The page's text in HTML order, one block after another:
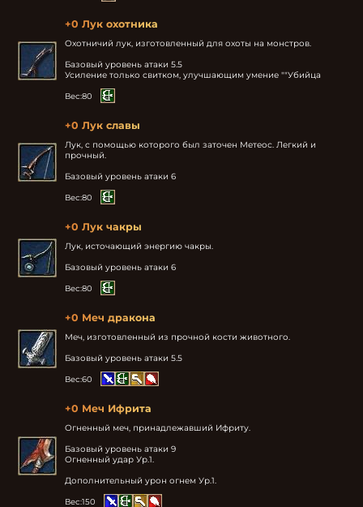
+0 Лук охотника
Охотничий лук, изготовленный для охоты на монстров.
Базовый уровень атаки 5.5
Усиление только свитком, улучшающим умение ""Убийца
Вес:80
+0 Лук славы
Лук, с помощью которого был заточен Метеос. Легкий и
прочный.
Базовый уровень атаки 6
Вес:80
+0 Лук чакры
Лук, источающий энергию чакры.
Базовый уровень атаки 6
Вес:80
+0 Меч дракона
Меч, изготовленный из прочной кости животного.
Базовый уровень атаки 5.5
Вес:60
+0 Меч Ифрита
Огненный меч, принадлежавший Ифриту.
Базовый уровень атаки 9
Огненный удар Ур.1.
Дополнительный урон огнем Ур.1.
Вес:150